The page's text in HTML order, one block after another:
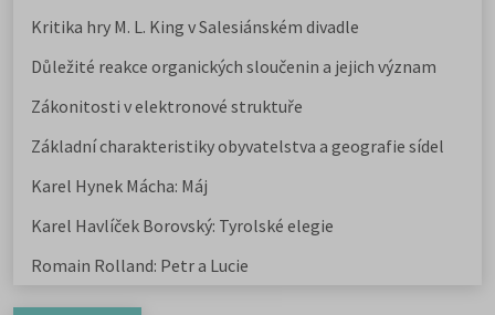
Kritika hry M. L. King v Salesiánském divadle
Důležité reakce organických sloučenin a jejich význam
Zákonitosti v elektronové struktuře
Základní charakteristiky obyvatelstva a geografie sídel
Karel Hynek Mácha: Máj
Karel Havlíček Borovský: Tyrolské elegie
Romain Rolland: Petr a Lucie